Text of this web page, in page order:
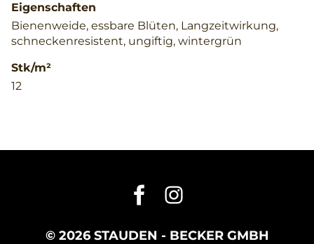
Eigenschaften
Bienenweide, essbare Blüten, Langzeitwirkung,
schneckenresistent, ungiftig, wintergrün
Stk/m²
12
© 2026 STAUDEN - BECKER GMBH